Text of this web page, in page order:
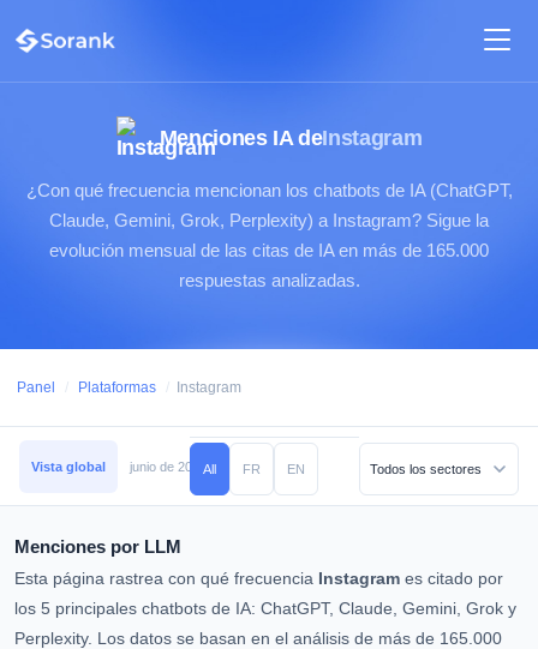
Menciones IA deInstagram
¿Con qué frecuencia mencionan los chatbots de IA (ChatGPT,
Claude, Gemini, Grok, Perplexity) a Instagram? Sigue la
evolución mensual de las citas de IA en más de 165.000
respuestas analizadas.
Panel / Plataformas / Instagram
Vista global junio de 2026 mayo de 2026 abril de 2026 marzo de 2026
All FR EN
Menciones por LLM
Esta página rastrea con qué frecuencia Instagram es citado por
los 5 principales chatbots de IA: ChatGPT, Claude, Gemini, Grok y
Perplexity. Los datos se basan en el análisis de más de 165.000